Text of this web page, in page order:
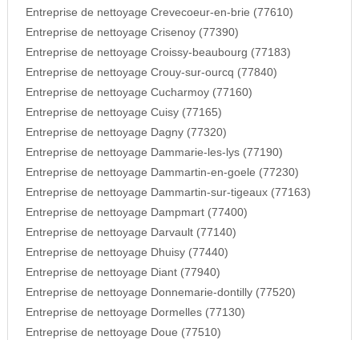
Entreprise de nettoyage Crevecoeur-en-brie (77610)
Entreprise de nettoyage Crisenoy (77390)
Entreprise de nettoyage Croissy-beaubourg (77183)
Entreprise de nettoyage Crouy-sur-ourcq (77840)
Entreprise de nettoyage Cucharmoy (77160)
Entreprise de nettoyage Cuisy (77165)
Entreprise de nettoyage Dagny (77320)
Entreprise de nettoyage Dammarie-les-lys (77190)
Entreprise de nettoyage Dammartin-en-goele (77230)
Entreprise de nettoyage Dammartin-sur-tigeaux (77163)
Entreprise de nettoyage Dampmart (77400)
Entreprise de nettoyage Darvault (77140)
Entreprise de nettoyage Dhuisy (77440)
Entreprise de nettoyage Diant (77940)
Entreprise de nettoyage Donnemarie-dontilly (77520)
Entreprise de nettoyage Dormelles (77130)
Entreprise de nettoyage Doue (77510)